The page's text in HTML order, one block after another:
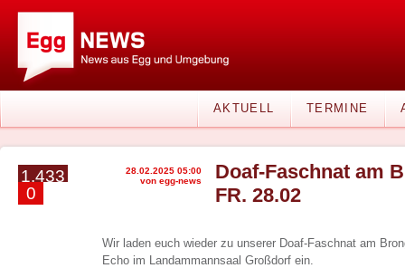
AKTUELL TERMINE
1.433
0
28.02.2025 05:00
von egg-news
Doaf-Faschnat am
FR. 28.02
Wir laden euch wieder zu unserer Doaf-Faschnat am
Echo im Landammannsaal Großdorf ein.